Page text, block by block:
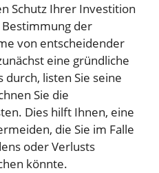
Schutz Ihrer Investition
der
von entscheidender
eine gründliche
listen Sie seine
Sie die
Dies hilft Ihnen, eine
die Sie im Falle
oder Verlusts
könnte.